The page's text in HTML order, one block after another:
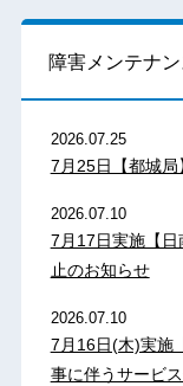
障害メンテナ
2026.07.25
7月25日【都城
2026.07.10
7月17日実施【
止のお知らせ
2026.07.10
7月16日(木)実施
事に伴うサービ